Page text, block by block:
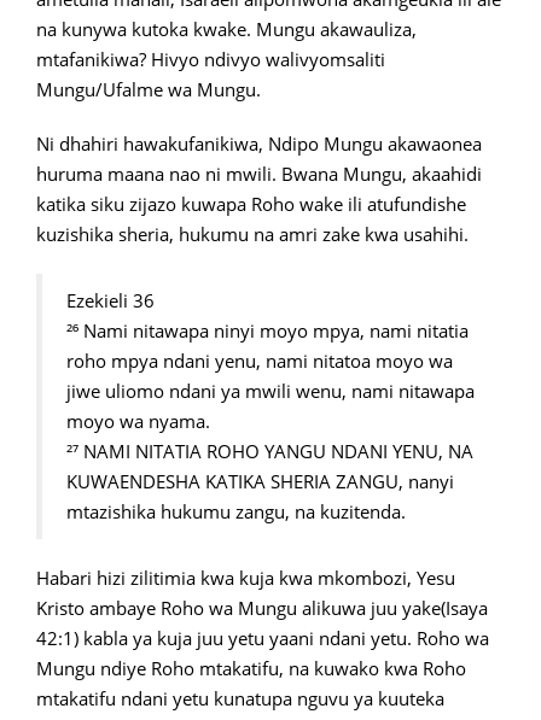
na kunywa kutoka kwake. Mungu akawauliza,
mtafanikiwa? Hivyo ndivyo walivyomsaliti
Mungu/Ufalme wa Mungu.
Ni dhahiri hawakufanikiwa, Ndipo Mungu akawaonea
huruma maana nao ni mwili. Bwana Mungu, akaahidi
katika siku zijazo kuwapa Roho wake ili atufundishe
kuzishika sheria, hukumu na amri zake kwa usahihi.
Ezekieli 36
²⁶ Nami nitawapa ninyi moyo mpya, nami nitatia
roho mpya ndani yenu, nami nitatoa moyo wa
jiwe uliomo ndani ya mwili wenu, nami nitawapa
moyo wa nyama.
²⁷ NAMI NITATIA ROHO YANGU NDANI YENU, NA
KUWAENDESHA KATIKA SHERIA ZANGU, nanyi
mtazishika hukumu zangu, na kuzitenda.
Habari hizi zilitimia kwa kuja kwa mkombozi, Yesu
Kristo ambaye Roho wa Mungu alikuwa juu yake(Isaya
42:1) kabla ya kuja juu yetu yaani ndani yetu. Roho wa
Mungu ndiye Roho mtakatifu, na kuwako kwa Roho
mtakatifu ndani yetu kunatupa nguvu ya kuuteka